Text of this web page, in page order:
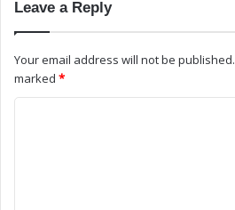
Leave a Reply
Your email address will not be published.
marked *